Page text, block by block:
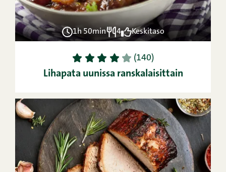
1h 50min 4 Keskitaso
1 2 3 4 5 (140)
Lihapata uunissa ranskalaisittain